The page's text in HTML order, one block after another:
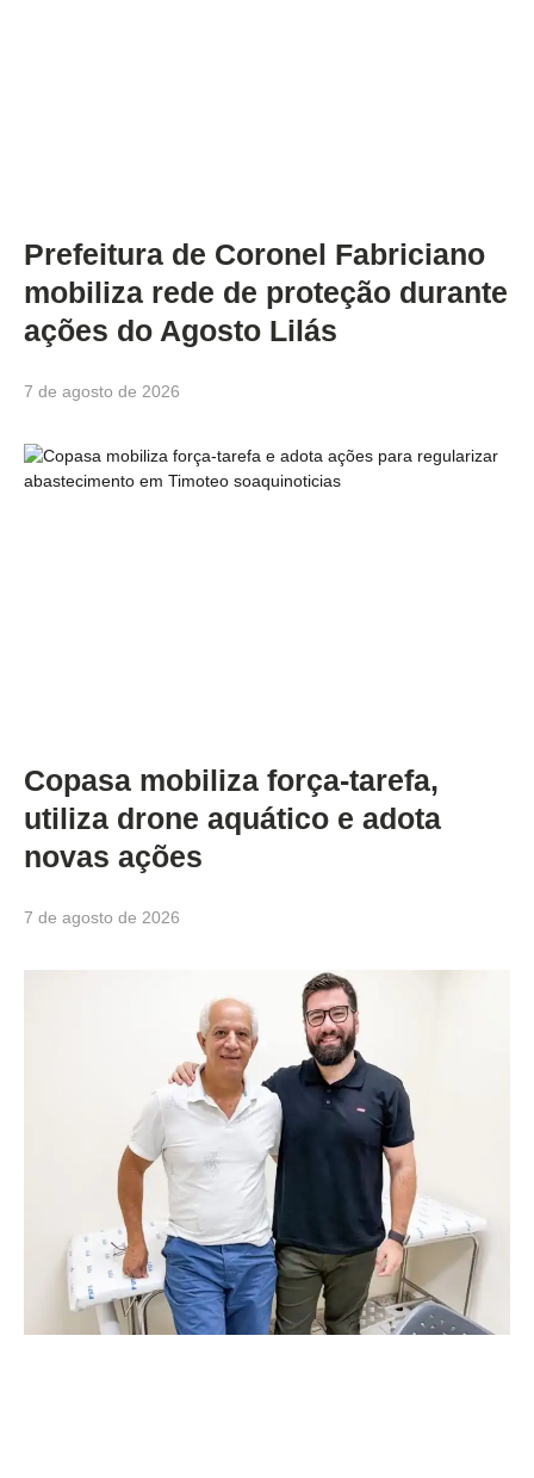
Prefeitura de Coronel Fabriciano
mobiliza rede de proteção durante
ações do Agosto Lilás
7 de agosto de 2026
Copasa mobiliza força-tarefa,
utiliza drone aquático e adota
novas ações
7 de agosto de 2026